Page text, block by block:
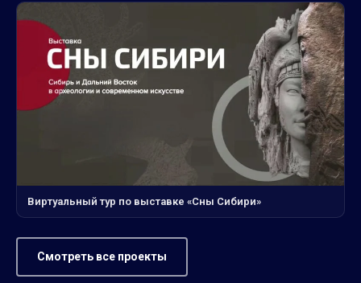
Виртуальный тур по выставке «Сны Сибири»
Смотреть все проекты